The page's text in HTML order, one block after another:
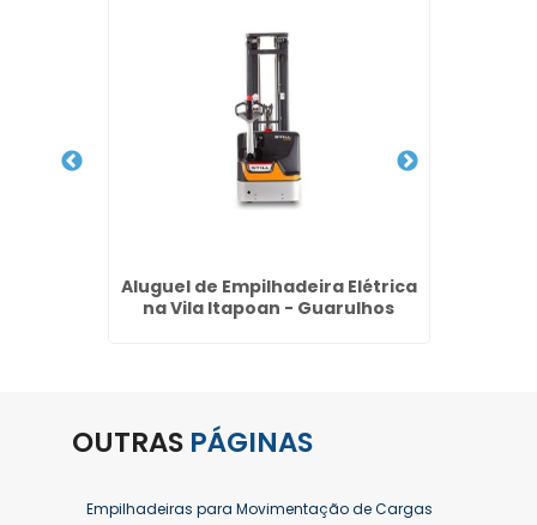
Aluguel de Empilhadeira Elétrica
na Vila Itapoan - Guarulhos
OUTRAS PÁGINAS
Empilhadeiras para Movimentação de Cargas